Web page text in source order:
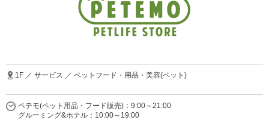
1F ／ サービス ／ ペットフード・用品・美容(ペット)
ペテモ(ペット用品・フード販売)：9:00～21:00
グルーミング&ホテル：10:00～19:00